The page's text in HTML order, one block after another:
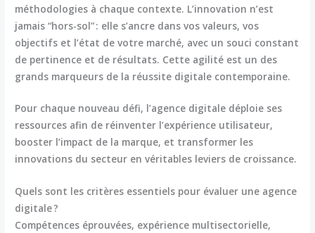
méthodologies à chaque contexte. L’innovation n’est
jamais “hors-sol” : elle s’ancre dans vos valeurs, vos
objectifs et l’état de votre marché, avec un souci constant
de pertinence et de résultats. Cette agilité est un des
grands marqueurs de la réussite digitale contemporaine.
Pour chaque nouveau défi, l’agence digitale déploie ses
ressources afin de réinventer l’expérience utilisateur,
booster l’impact de la marque, et transformer les
innovations du secteur en véritables leviers de croissance.
Quels sont les critères essentiels pour évaluer une agence
digitale ?
Compétences éprouvées, expérience multisectorielle,